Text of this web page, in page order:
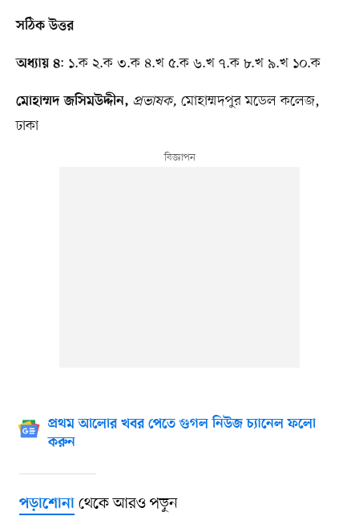
সঠিক উত্তর
অধ্যায় ৪: ১.ক ২.ক ৩.ক ৪.খ ৫.ক ৬.খ ৭.ক ৮.খ ৯.খ ১০.ক
মোহাম্মদ জসিমউদ্দীন, প্রভাষক, মোহাম্মদপুর মডেল কলেজ,
ঢাকা
প্রথম আলোর খবর পেতে গুগল নিউজ চ্যানেল ফলো
করুন
পড়াশোনাথেকে আরও পড়ুন